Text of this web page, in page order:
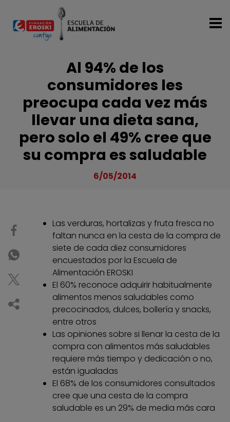
Pasar al contenido principal
Al 94% de los
consumidores les
preocupa cada vez más
llevar una dieta sana,
pero solo el 49% cree que
su compra es saludable
6/05/2014
Las verduras, hortalizas y fruta fresca no
faltan nunca en la cesta de la compra de
siete de cada diez consumidores
encuestados por la Escuela de
Alimentación EROSKI
El 60% reconoce adquirir habitualmente
alimentos menos saludables como
precocinados, dulces, bollería y snacks,
entre otros
Las opiniones sobre si llenar la cesta de la
compra con alimentos más saludables
requiere más tiempo y dedicación o no,
están igualadas
El 68% de los consumidores consultados
cree que una cesta de la compra
saludable es un 29% de media más cara